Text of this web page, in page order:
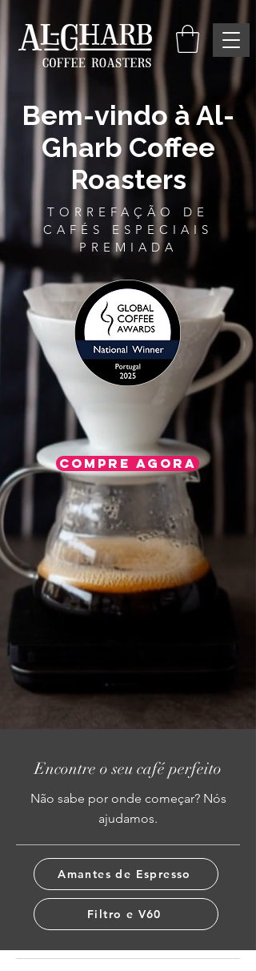
Bem-vindo à Al-
Gharb Coffee
Roasters
TORREFAÇÃO DE
CAFÉS ESPECIAIS
PREMIADA
COMPRE AGORA
Encontre o seu café perfeito
Não sabe por onde começar? Nós
ajudamos.
Amantes de Espresso
Filtro e V60